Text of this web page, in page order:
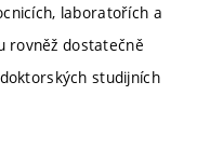
laboratořích a
rovněž dostatečně
studijních